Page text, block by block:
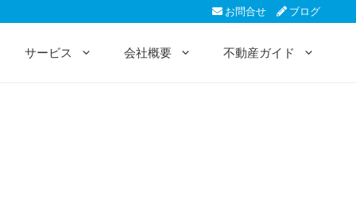
お問合せ ブログ
サービス 会社概要 不動産ガイド